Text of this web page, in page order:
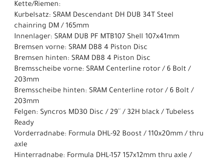
Kette/Riemen:
Kurbelsatz: SRAM Descendant DH DUB 34T Steel
chainring DM / 165mm
Innenlager: SRAM DUB PF MTB107 Shell 107x41mm
Bremsen vorne: SRAM DB8 4 Piston Disc
Bremsen hinten: SRAM DB8 4 Piston Disc
Bremsscheibe vorne: SRAM Centerline rotor / 6 Bolt /
203mm
Bremsscheibe hinten: SRAM Centerline rotor / 6 Bolt /
203mm
Felgen: Syncros MD30 Disc / 29´´ / 32H black / Tubeless
Ready
Vorderradnabe: Formula DHL-92 Boost / 110x20mm / thru
axle
Hinterradnabe: Formula DHL-157 157x12mm thru axle /